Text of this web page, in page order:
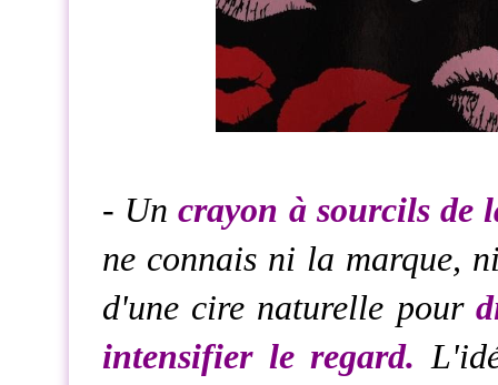
- Uncrayon à sourcils de
ne connais ni la marque,
d'une cire naturelle pour
intensifier le regard.